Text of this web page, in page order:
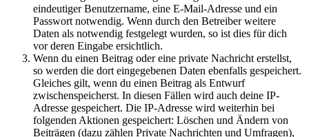
eindeutiger Benutzername, eine E-Mail-Adresse und ein
Passwort notwendig. Wenn durch den Betreiber weitere
Daten als notwendig festgelegt wurden, so ist dies für dich
vor deren Eingabe ersichtlich.
Wenn du einen Beitrag oder eine private Nachricht erstellst,
so werden die dort eingegebenen Daten ebenfalls gespeichert.
Gleiches gilt, wenn du einen Beitrag als Entwurf
zwischenspeicherst. In diesen Fällen wird auch deine IP-
Adresse gespeichert. Die IP-Adresse wird weiterhin bei
folgenden Aktionen gespeichert: Löschen und Ändern von
Beiträgen (dazu zählen Private Nachrichten und Umfragen),